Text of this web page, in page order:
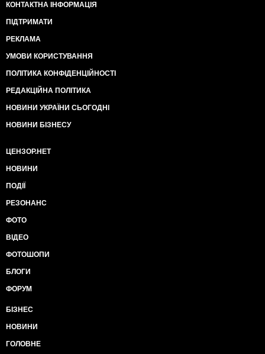
КОНТАКТНА ІНФОРМАЦІЯ
ПІДТРИМАТИ
РЕКЛАМА
УМОВИ КОРИСТУВАННЯ
ПОЛІТИКА КОНФІДЕНЦІЙНОСТІ
РЕДАКЦІЙНА ПОЛІТИКА
НОВИНИ УКРАЇНИ СЬОГОДНІ
НОВИНИ БІЗНЕСУ
ЦЕНЗОР.НЕТ
НОВИНИ
ПОДІЇ
РЕЗОНАНС
ФОТО
ВІДЕО
ФОТОШОПИ
БЛОГИ
ФОРУМ
БІЗНЕС
НОВИНИ
ГОЛОВНЕ